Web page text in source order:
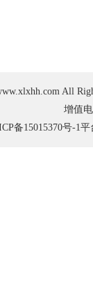
All
增值
备15015370号-1平